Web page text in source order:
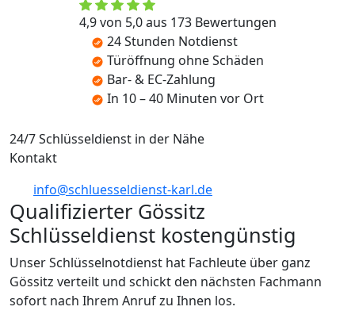
4,9 von 5,0 aus 173 Bewertungen
24 Stunden Notdienst
Türöffnung ohne Schäden
Bar- & EC-Zahlung
In 10 – 40 Minuten vor Ort
24/7 Schlüsseldienst in der Nähe
Kontakt
info@schluesseldienst-karl.de
Qualifizierter Gössitz
Schlüsseldienst kostengünstig
Unser Schlüsselnotdienst hat Fachleute über ganz
Gössitz verteilt und schickt den nächsten Fachmann
sofort nach Ihrem Anruf zu Ihnen los.